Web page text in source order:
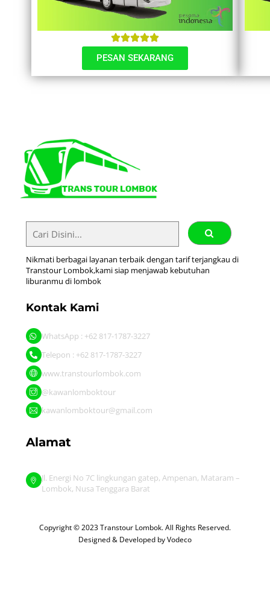
PESAN SEKARANG
Nikmati berbagai layanan terbaik dengan tarif terjangkau di
Transtour Lombok,kami siap menjawab kebutuhan
liburanmu di lombok
Kontak Kami
WhatsApp : +62 817-1787-3227
Telepon : +62 817-1787-3227
www.transtourlombok.com
@kawanlomboktour
kawanlomboktour@gmail.com
Alamat
Jl. Energi No 7C lingkungan gatep, Ampenan, Mataram –
Lombok, Nusa Tenggara Barat
Copyright © 2023 Transtour Lombok. All Rights Reserved.
Designed & Developed byVodeco